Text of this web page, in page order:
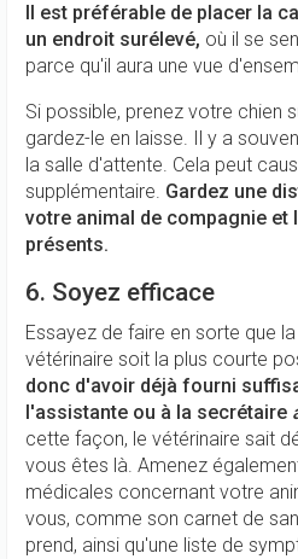
Il est préférable de placer la
un endroit surélevé, où il se
parce qu'il aura une vue
Si possible, prenez votre chien
gardez-le en laisse. Il y a
la salle d'attente. Cela peut
supplémentaire. Gardez une
votre animal de compagnie et
présents.
6. Soyez efficace
Essayez de faire en sorte que
vétérinaire soit la plus courte
donc d'avoir déjà fourni
l'assistante ou à la secrétaire
cette façon, le vétérinaire sait
vous êtes là. Amenez
médicales concernant votre
vous, comme son carnet de
prend, ainsi qu'une liste de